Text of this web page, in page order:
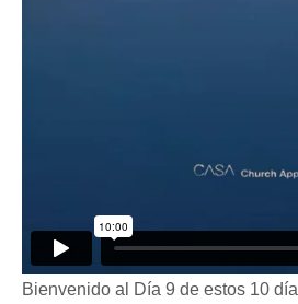
Bienvenido al Día 9 de estos 10